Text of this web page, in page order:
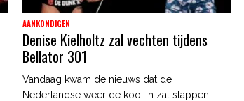
AANKONDIGEN
Denise Kielholtz zal vechten tijdens
Bellator 301
Vandaag kwam de nieuws dat de
Nederlandse weer de kooi in zal stappen